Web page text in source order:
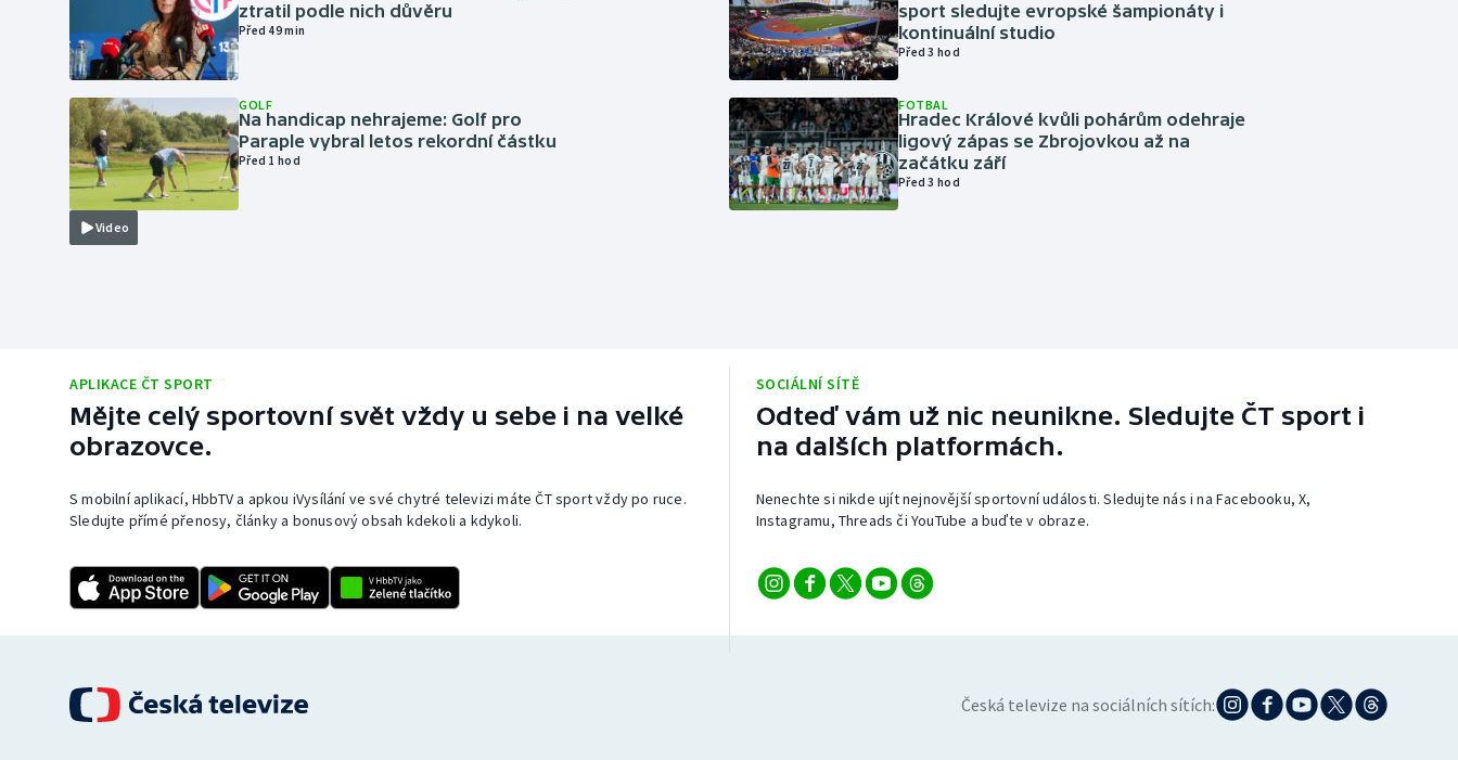
ztratil podle nich důvěru
Před 49 min
Video
GOLF
Na handicap nehrajeme: Golf pro
Paraple vybral letos rekordní částku
Před 1 hod
sport sledujte evropské šampionáty i
kontinuální studio
Před 3 hod
FOTBAL
Hradec Králové kvůli pohárům odehraje
ligový zápas se Zbrojovkou až na
začátku září
Před 3 hod
APLIKACE ČT SPORT
Mějte celý sportovní svět vždy u sebe i na velké
obrazovce.
S mobilní aplikací, HbbTV a apkou iVysílání ve své chytré televizi máte ČT sport vždy po ruce.
Sledujte přímé přenosy, články a bonusový obsah kdekoli a kdykoli.
SOCIÁLNÍ SÍTĚ
Odteď vám už nic neunikne. Sledujte ČT sport i
na dalších platformách.
Nenechte si nikde ujít nejnovější sportovní události. Sledujte nás i na Facebooku, X,
Instagramu, Threads či YouTube a buďte v obraze.
Česká televize na sociálních sítích: